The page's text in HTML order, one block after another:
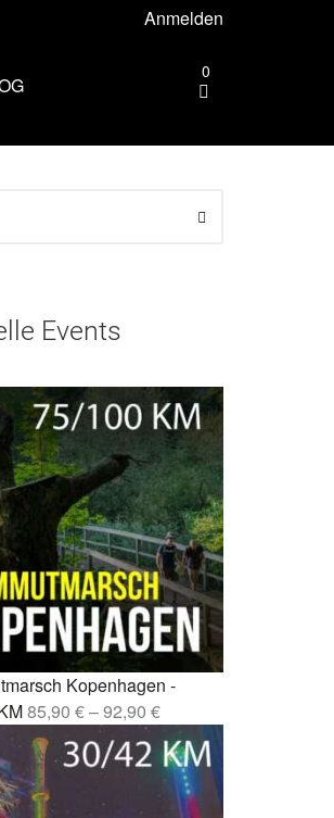
Anmelden
0
So frierst
Deutschland: 7
ehrliche
zu 3.000
Kilometern
beim
wirklich
auf den
wirklich
Events
Kopenhagen -
85,90 €–92,90 €